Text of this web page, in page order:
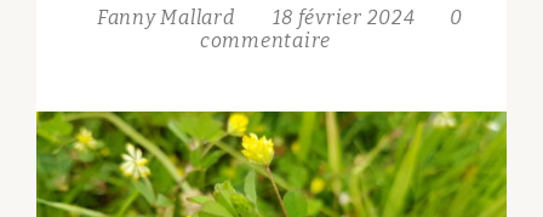
Fanny Mallard 18 février 2024
0
commentaire